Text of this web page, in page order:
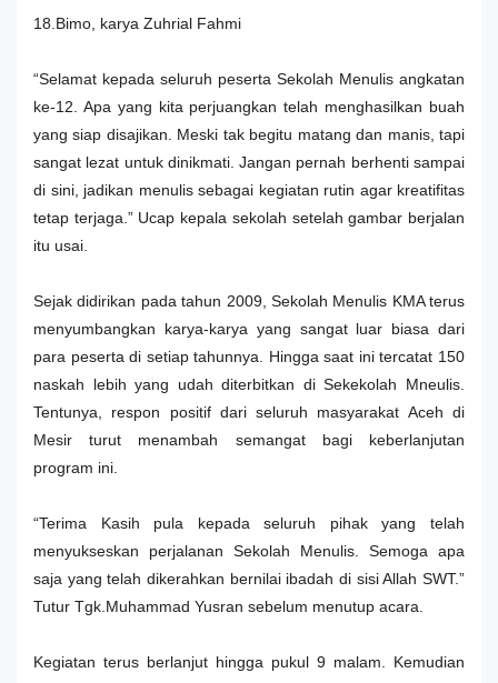
18.Bimo, karya Zuhrial Fahmi
“Selamat kepada seluruh peserta Sekolah Menulis angkatan
ke-12. Apa yang kita perjuangkan telah menghasilkan buah
yang siap disajikan. Meski tak begitu matang dan manis, tapi
sangat lezat untuk dinikmati. Jangan pernah berhenti sampai
di sini, jadikan menulis sebagai kegiatan rutin agar kreatifitas
tetap terjaga.” Ucap kepala sekolah setelah gambar berjalan
itu usai.
Sejak didirikan pada tahun 2009, Sekolah Menulis KMA terus
menyumbangkan karya-karya yang sangat luar biasa dari
para peserta di setiap tahunnya. Hingga saat ini tercatat 150
naskah lebih yang udah diterbitkan di Sekekolah Mneulis.
Tentunya, respon positif dari seluruh masyarakat Aceh di
Mesir turut menambah semangat bagi keberlanjutan
program ini.
“Terima Kasih pula kepada seluruh pihak yang telah
menyukseskan perjalanan Sekolah Menulis. Semoga apa
saja yang telah dikerahkan bernilai ibadah di sisi Allah SWT.”
Tutur Tgk.Muhammad Yusran sebelum menutup acara.
Kegiatan terus berlanjut hingga pukul 9 malam. Kemudian